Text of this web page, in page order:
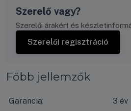
Szerelő vagy?
Szerelői árakért és
Szerelői regisztráció
Főbb jellemzők
Garancia:
3 év